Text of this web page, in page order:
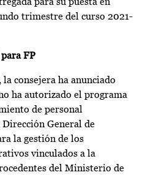
trimestre del curso 2021-
FP
consejera ha anunciado
ha autorizado el programa
de personal
General de
la gestión de los
vinculados a la
del Ministerio de